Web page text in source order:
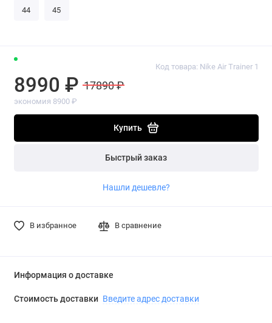
Код товара: Nike Air Trainer 1
8990 ₽ 17890 ₽
экономия 8900 ₽
Купить
Быстрый заказ
Нашли дешевле?
В избранное В сравнение
44 45
Информация о доставке
Стоимость доставки Введите адрес доставки